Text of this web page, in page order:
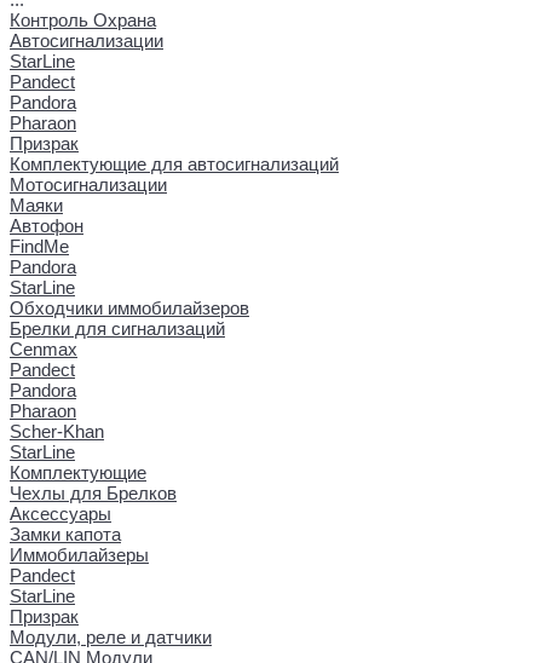
Контроль Охрана
Автосигнализации
StarLine
Pandect
Pandora
Pharaon
Призрак
Комплектующие для автосигнализаций
Мотосигнализации
Маяки
Автофон
FindMe
Pandora
StarLine
Обходчики иммобилайзеров
Брелки для сигнализаций
Cenmax
Pandect
Pandora
Pharaon
Scher-Khan
StarLine
Комплектующие
Чехлы для Брелков
Аксессуары
Замки капота
Иммобилайзеры
Pandect
StarLine
Призрак
Модули, реле и датчики
CAN/LIN Модули